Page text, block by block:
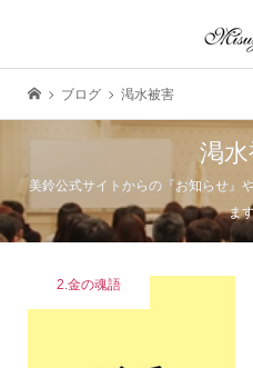
ブログ 渇水被害
渇
美鈴公式サイトからの『お知らせ』
ま
2.金の魂語